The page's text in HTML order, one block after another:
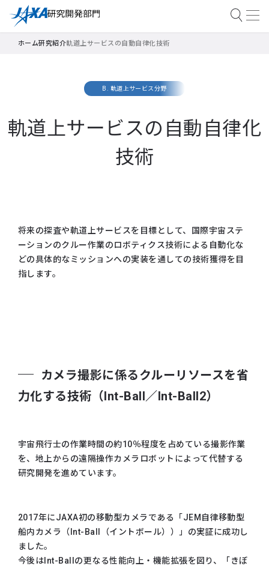
ホーム研究紹介軌道上サービスの自動自律化技術
B. 軌道上サービス分野
軌道上サービスの自動自律化
技術
将来の探査や軌道上サービスを目標として、国際宇宙ステ
ーションのクルー作業のロボティクス技術による自動化な
どの具体的なミッションへの実装を通しての技術獲得を目
指します。
カメラ撮影に係るクルーリソースを省
力化する技術（Int-Ball／Int-Ball2）
宇宙飛行士の作業時間の約10％程度を占めている撮影作業
を、地上からの遠隔操作カメラロボットによって代替する
研究開発を進めています。
2017年にJAXA初の移動型カメラである「JEM自律移動型
船内カメラ（Int-Ball（イントボール））」の実証に成功し
ました。
今後はInt-Ballの更なる性能向上・機能拡張を図り、「きぼ